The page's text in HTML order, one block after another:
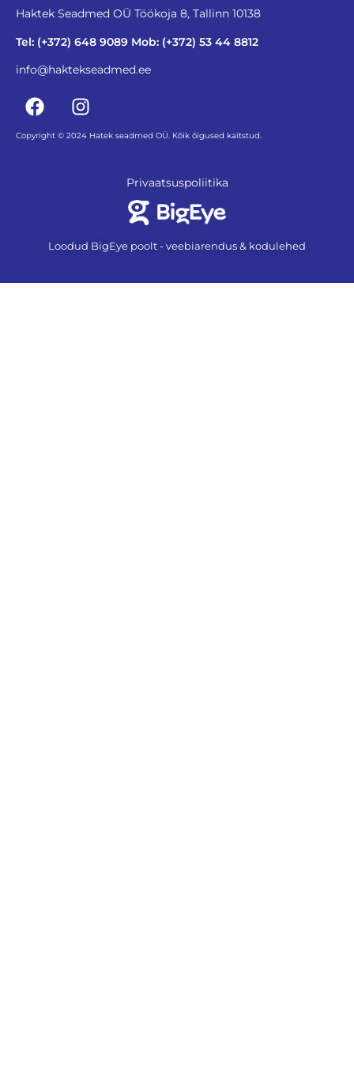
Haktek Seadmed OÜ Töökoja 8, Tallinn 10138
Tel: (+372) 648 9089 Mob: (+372) 53 44 8812
info@haktekseadmed.ee
Copyright © 2024 Hatek seadmed OÜ. Kõik õigused kaitstud.
Privaatsuspoliitika
Loodud BigEye poolt - veebiarendus & kodulehed